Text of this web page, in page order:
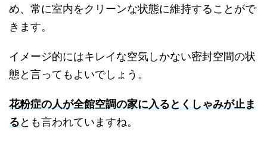
め、常に室内をクリーンな状態に維持することがで
きます。
イメージ的にはキレイな空気しかない密封空間の状
態と言ってもよいでしょう。
花粉症の人が全館空調の家に入るとくしゃみが止ま
るとも言われていますね。